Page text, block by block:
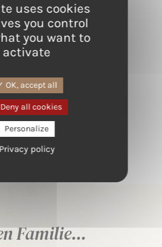
Région de Bastia
Familie...
uses cookies
you control
you want to
activate
OK, accept all
Deny all cookies
Personalize
Privacy policy